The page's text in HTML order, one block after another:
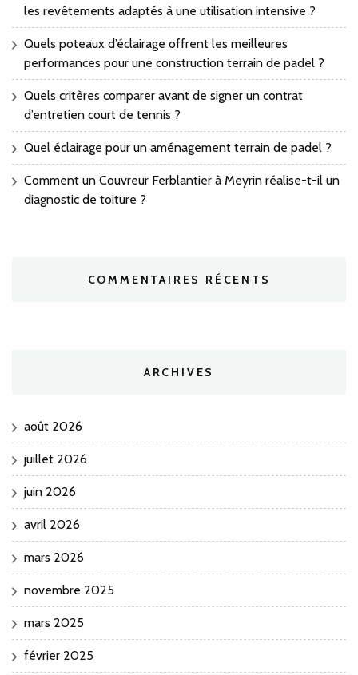
les revêtements adaptés à une utilisation intensive ?
Quels poteaux d’éclairage offrent les meilleures
performances pour une construction terrain de padel ?
Quels critères comparer avant de signer un contrat
d’entretien court de tennis ?
Quel éclairage pour un aménagement terrain de padel ?
Comment un Couvreur Ferblantier à Meyrin réalise-t-il un
diagnostic de toiture ?
COMMENTAIRES RÉCENTS
ARCHIVES
août 2026
juillet 2026
juin 2026
avril 2026
mars 2026
novembre 2025
mars 2025
février 2025